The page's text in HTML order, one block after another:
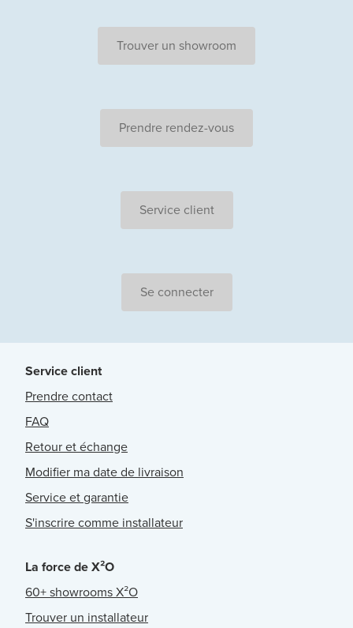
Trouver un showroom
Prendre rendez-vous
Service client
Se connecter
Service client
Prendre contact
FAQ
Retour et échange
Modifier ma date de livraison
Service et garantie
S'inscrire comme installateur
La force de X²O
60+ showrooms X²O
Trouver un installateur